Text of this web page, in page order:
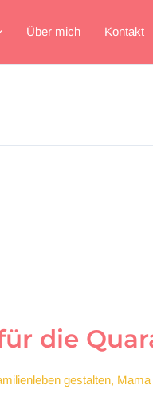
Über mich Kontakt
die
gestalten,